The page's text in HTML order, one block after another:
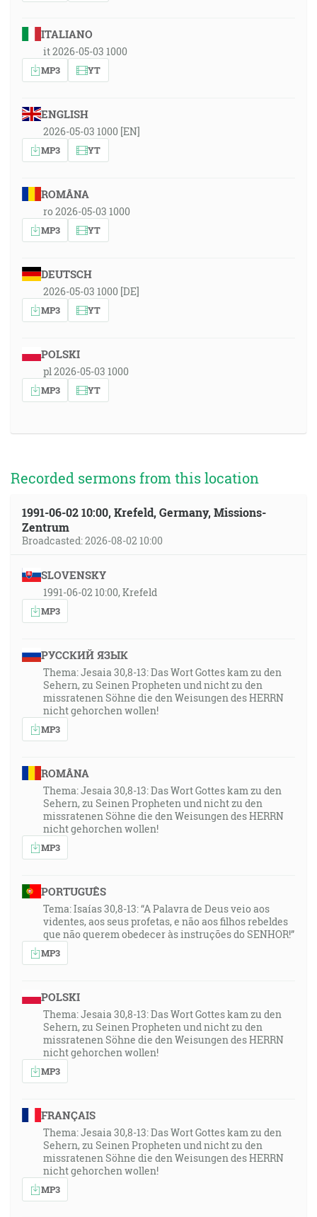
ITALIANO
it 2026-05-03 1000
MP3 YT
ENGLISH
2026-05-03 1000 [EN]
MP3 YT
ROMÂNA
ro 2026-05-03 1000
MP3 YT
DEUTSCH
2026-05-03 1000 [DE]
MP3 YT
POLSKI
pl 2026-05-03 1000
MP3 YT
Recorded sermons from this location
1991-06-02 10:00, Krefeld, Germany, Missions-
Zentrum
Broadcasted: 2026-08-02 10:00
SLOVENSKY
1991-06-02 10:00, Krefeld
MP3
РУССКИЙ ЯЗЫК
Thema: Jesaia 30,8-13: Das Wort Gottes kam zu den
Sehern, zu Seinen Propheten und nicht zu den
missratenen Söhne die den Weisungen des HERRN
nicht gehorchen wollen!
MP3
ROMÂNA
Thema: Jesaia 30,8-13: Das Wort Gottes kam zu den
Sehern, zu Seinen Propheten und nicht zu den
missratenen Söhne die den Weisungen des HERRN
nicht gehorchen wollen!
MP3
PORTUGUÊS
Tema: Isaías 30,8-13: “A Palavra de Deus veio aos
videntes, aos seus profetas, e não aos filhos rebeldes
que não querem obedecer às instruções do SENHOR!”
MP3
POLSKI
Thema: Jesaia 30,8-13: Das Wort Gottes kam zu den
Sehern, zu Seinen Propheten und nicht zu den
missratenen Söhne die den Weisungen des HERRN
nicht gehorchen wollen!
MP3
FRANÇAIS
Thema: Jesaia 30,8-13: Das Wort Gottes kam zu den
Sehern, zu Seinen Propheten und nicht zu den
missratenen Söhne die den Weisungen des HERRN
nicht gehorchen wollen!
MP3